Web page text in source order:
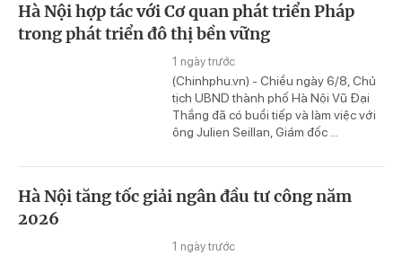
Hà Nội hợp tác với Cơ quan phát triển Pháp
trong phát triển đô thị bền vững
1 ngày trước
(Chinhphu.vn) - Chiều ngày 6/8, Chủ
tịch UBND thành phố Hà Nội Vũ Đại
Thắng đã có buổi tiếp và làm việc với
ông Julien Seillan, Giám đốc ...
Hà Nội tăng tốc giải ngân đầu tư công năm
2026
1 ngày trước